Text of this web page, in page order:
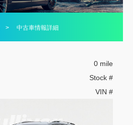
> 中古車情報詳細
0 mile
Stock #
VIN #